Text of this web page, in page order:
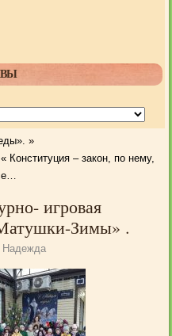
»
Конституция – закон, по нему,
игровая
Зимы» .
Надежда